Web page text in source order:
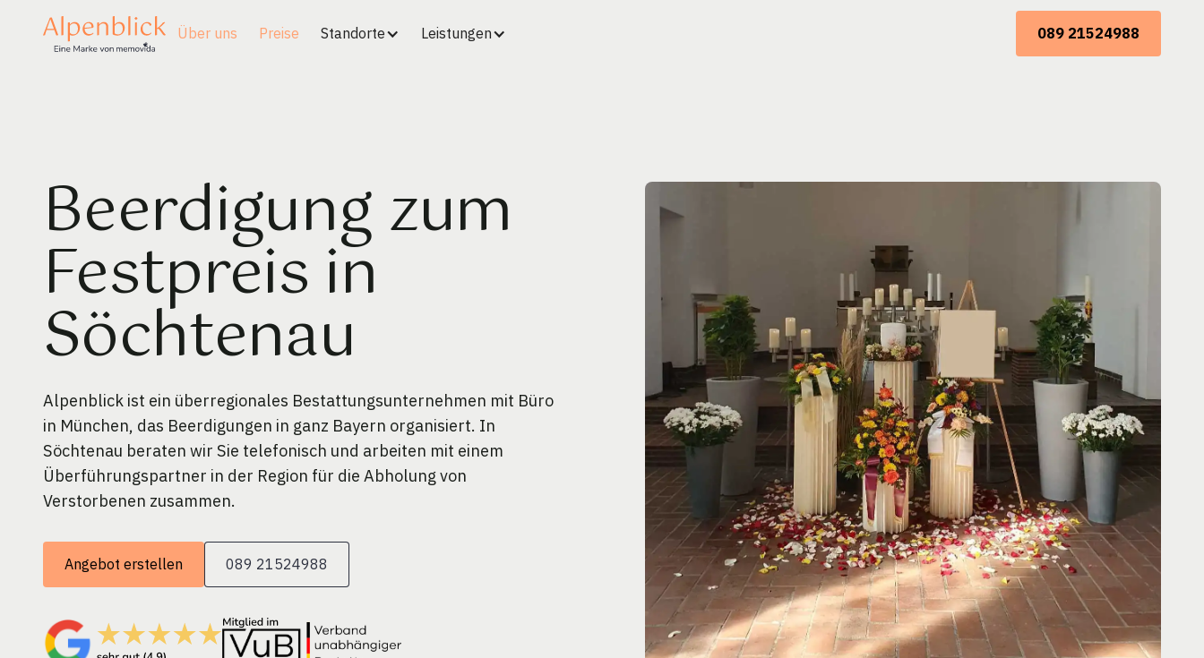
Über uns Preise Standorte Leistungen 089 21524988
Beerdigung zum
Festpreis in
Söchtenau
Alpenblick ist ein überregionales Bestattungsunternehmen mit Büro
in München, das Beerdigungen in ganz Bayern organisiert. In
Söchtenau beraten wir Sie telefonisch und arbeiten mit einem
Überführungspartner in der Region für die Abholung von
Verstorbenen zusammen.
Angebot erstellen 089 21524988